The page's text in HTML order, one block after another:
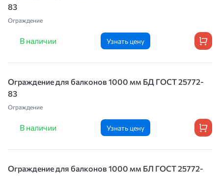
83
Ограждение
В наличии Узнать цену
Ограждение для балконов 1000 мм БД ГОСТ 25772-
83
Ограждение
В наличии Узнать цену
Ограждение для балконов 1000 мм БЛ ГОСТ 25772-